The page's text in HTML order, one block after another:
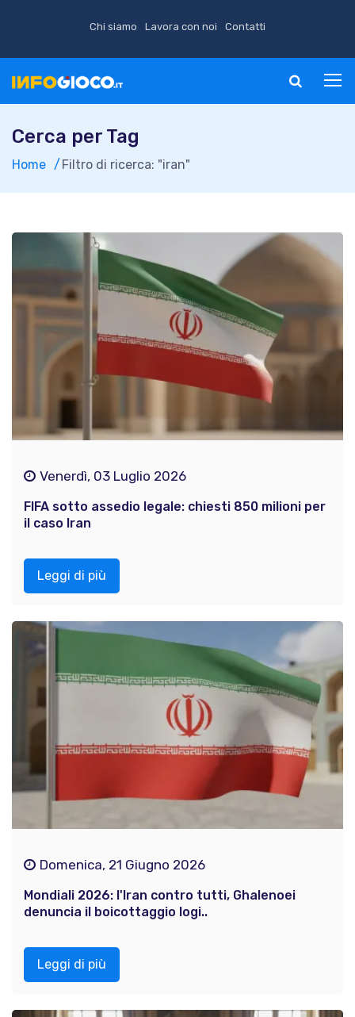
Chi siamo Lavora con noi Contatti
Cerca per Tag
Home Filtro di ricerca: "iran"
Venerdì, 03 Luglio 2026
FIFA sotto assedio legale: chiesti 850 milioni per
il caso Iran
Leggi di più
Domenica, 21 Giugno 2026
Mondiali 2026: l'Iran contro tutti, Ghalenoei
denuncia il boicottaggio logi..
Leggi di più